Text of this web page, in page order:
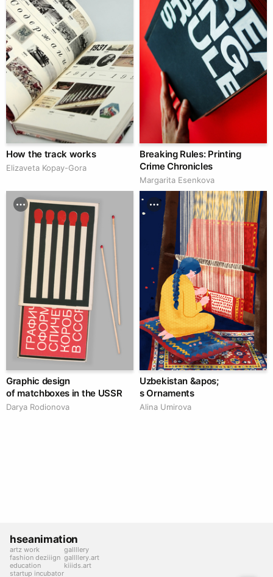
How the track works
Elizaveta Kopay-Gora
Breaking Rules: Printing
Crime Chronicles
Margarita Esenkova
Graphic design
of matchboxes in the USSR
Darya Rodionova
Uzbekistan &apos;
s Ornaments
Alina Umirova
hseanimation
artz work
fashion deziiign
education
startup incubator
gallllery
gallllery.art
kiiids.art